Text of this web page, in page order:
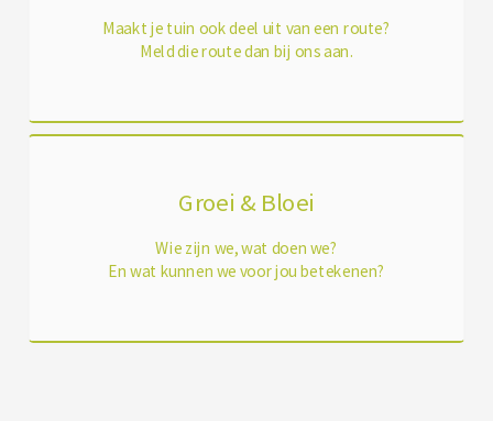
Maakt je tuin ook deel uit van een route?
Meld die route dan bij ons aan.
Groei & Bloei
Wie zijn we, wat doen we?
En wat kunnen we voor jou betekenen?